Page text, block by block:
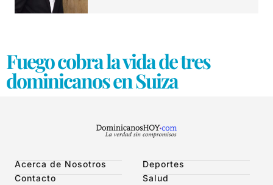
Fuego cobra la vida de tres
dominicanos en Suiza
Acerca de Nosotros
Contacto
Deportes
Salud